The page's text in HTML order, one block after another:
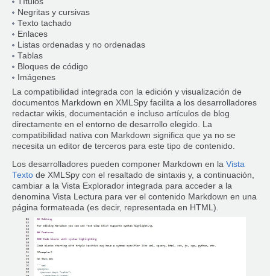
Negritas y cursivas
Texto tachado
Enlaces
Listas ordenadas y no ordenadas
Tablas
Bloques de código
Imágenes
La compatibilidad integrada con la edición y visualización de
documentos Markdown en XMLSpy facilita a los desarrolladores
redactar wikis, documentación e incluso artículos de blog
directamente en el entorno de desarrollo elegido. La
compatibilidad nativa con Markdown significa que ya no se
necesita un editor de terceros para este tipo de contenido.
Los desarrolladores pueden componer Markdown en la Vista
Texto de XMLSpy con el resaltado de sintaxis y, a continuación,
cambiar a la Vista Explorador integrada para acceder a la
denomina Vista Lectura para ver el contenido Markdown en una
página formateada (es decir, representada en HTML).